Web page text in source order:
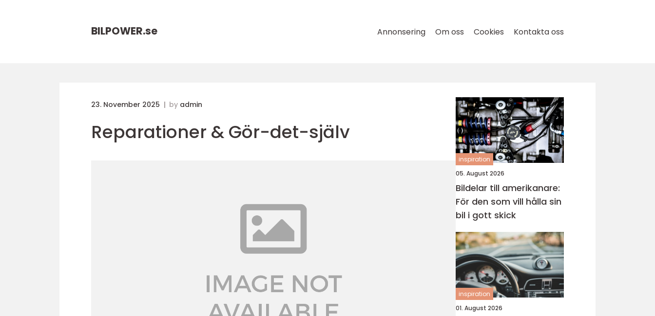
BILPOWER.se Annonsering Om oss Cookies Kontakta oss
23. November 2025 by admin
Reparationer & Gör-det-själv
inspiration
05. August 2026
Bildelar till amerikanare:
För den som vill hålla sin
bil i gott skick
inspiration
01. August 2026